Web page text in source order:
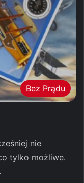
Bez Prądu
nie
tylko możliwe.